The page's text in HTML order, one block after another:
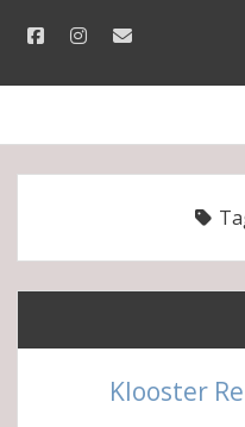
facebookinstagram
email
Klooster